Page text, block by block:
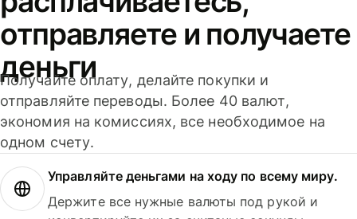
отправляете и получаете
деньги
Получайте оплату, делайте покупки и
отправляйте переводы. Более 40 валют,
экономия на комиссиях, все необходимое на
одном счету.
Управляйте деньгами на ходу по всему миру.
Держите все нужные валюты под рукой и